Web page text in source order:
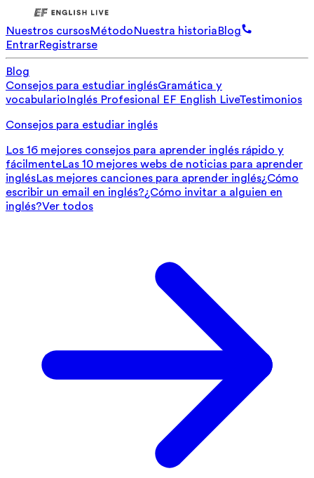
Nuestros cursosMétodoNuestra historiaBlog
EntrarRegistrarse
Blog
Consejos para estudiar inglésGramática y
vocabularioInglés Profesional EF English LiveTestimonios
Consejos para estudiar inglés
Los 16 mejores consejos para aprender inglés rápido y
fácilmenteLas 10 mejores webs de noticias para aprender
inglésLas mejores canciones para aprender inglés¿Cómo
escribir un email en inglés?¿Cómo invitar a alguien en
inglés?Ver todos